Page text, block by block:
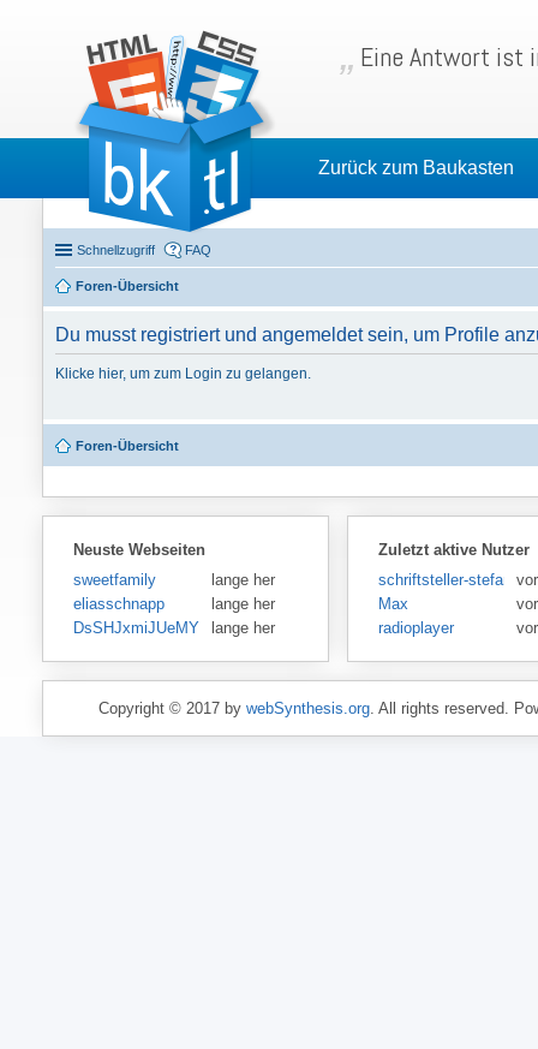
Eine Antwort ist
Zurück zum Baukasten
Schnellzugriff FAQ
Foren-Übersicht
Du musst registriert und angemeldet sein, um Profile
Klicke hier, um zum Login zu gelangen.
Foren-Übersicht
Neuste Webseiten
sweetfamily
lange her
eliasschnapp
lange her
DsSHJxmiJUeMY
lange her
Zuletzt aktive Nutzer
schriftsteller-stefansen
Max
radioplayer
Copyright © 2017 by webSynthesis.org. All rights reserved.